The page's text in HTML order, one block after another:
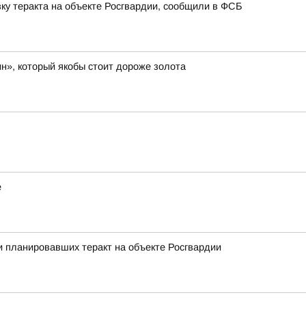
теракта на объекте Росгвардии, сообщили в ФСБ
который якобы стоит дороже золота
теракт на объекте Росгвардии